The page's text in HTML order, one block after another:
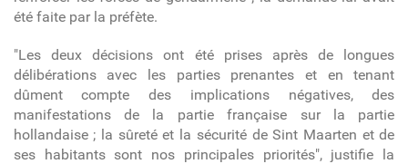
été faite par la préfète.
"Les deux décisions ont été prises après de longues
délibérations avec les parties prenantes et en tenant
dûment compte des implications négatives, des
manifestations de la partie française sur la partie
hollandaise ; la sûreté et la sécurité de Sint Maarten et de
ses habitants sont nos principales priorités", justifie la